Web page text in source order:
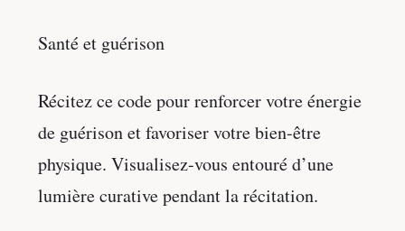
Santé et guérison
Récitez ce code pour renforcer votre énergie
de guérison et favoriser votre bien-être
physique. Visualisez-vous entouré d’une
lumière curative pendant la récitation.